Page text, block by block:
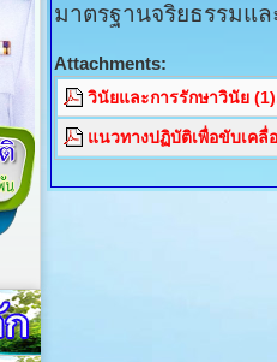
มาตรฐานจริยธรรมแ
Attachments:
วินัยและการรักษาวินัย
แนวทางปฏิบัติเพื่อขับเค